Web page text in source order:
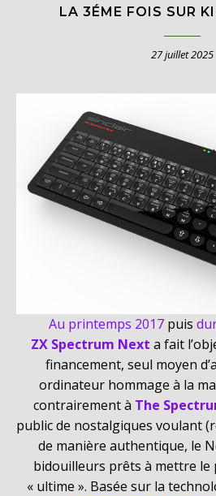
LA 3ÉME FOIS SUR
27 juillet 2025
Au printemps 2017puis
ZX Spectrum Next a fait
financement, seul moyen
ordinateur hommage à la
contrairement à The
public de nostalgiques voulant
de manière authentique, le
bidouilleurs prêts à mettre le
« ultime ». Basée sur la